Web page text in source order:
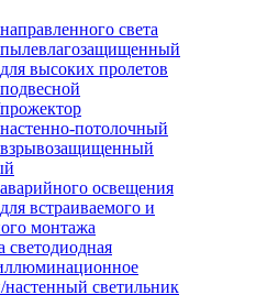
света
высоких пролетов
потолочный
освещения
встраиваемого и
монтажа
светодиодная
светильник